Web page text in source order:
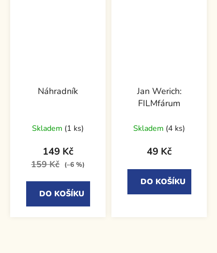
Náhradník
Skladem (1 ks)
149 Kč
159 Kč (–6 %)
DO KOŠÍKU
Jan Werich:
FILMfárum
Skladem (4 ks)
49 Kč
DO KOŠÍKU